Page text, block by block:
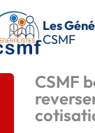
Les
CSMF
CSMF